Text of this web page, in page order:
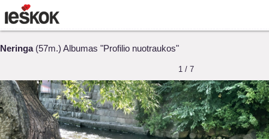
Neringa(57m.) Albumas "Profilio nuotraukos"
1 / 7